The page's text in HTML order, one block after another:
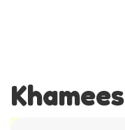
Khamees